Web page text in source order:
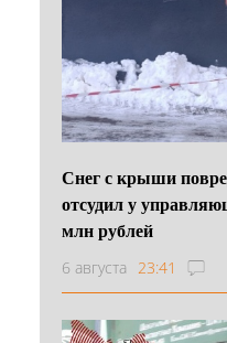
Снег с крыши
отсудил у
млн рублей
6 августа 23:41